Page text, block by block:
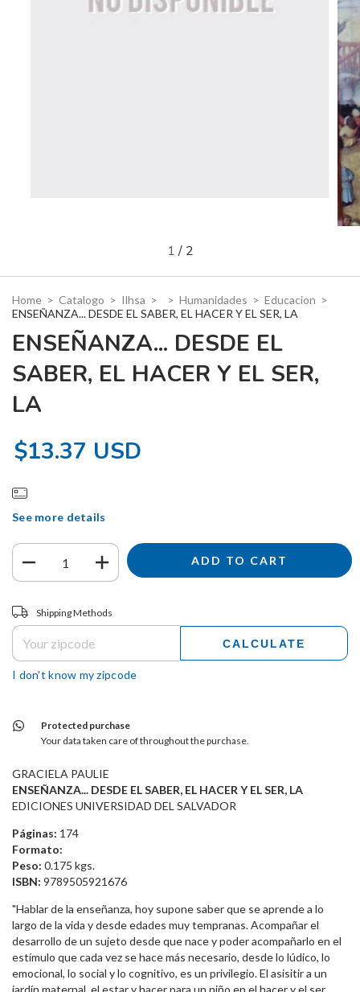
1 / 2
Home > Catalogo > Ilhsa > > Humanidades > Educacion >
ENSEÑANZA... DESDE EL SABER, EL HACER Y EL SER, LA
ENSEÑANZA... DESDE EL
SABER, EL HACER Y EL SER,
LA
$13.37 USD
See more details
Shipping for zipcode:
Shipping Methods
CALCULATE
I don't know my zipcode
Protected purchase
Your data taken care of throughout the purchase.
GRACIELA PAULIE
ENSEÑANZA... DESDE EL SABER, EL HACER Y EL SER, LA
EDICIONES UNIVERSIDAD DEL SALVADOR
Páginas: 174
Formato:
Peso: 0.175 kgs.
ISBN: 9789505921676
"Hablar de la enseñanza, hoy supone saber que se aprende a lo
largo de la vida y desde edades muy tempranas. Acompañar el
desarrollo de un sujeto desde que nace y poder acompañarlo en el
estímulo que cada vez se hace más necesario, desde lo lúdico, lo
emocional, lo social y lo cognitivo, es un privilegio. El asisitir a un
jardín maternal, el estar y hacer para un niño en el hacer y el ser